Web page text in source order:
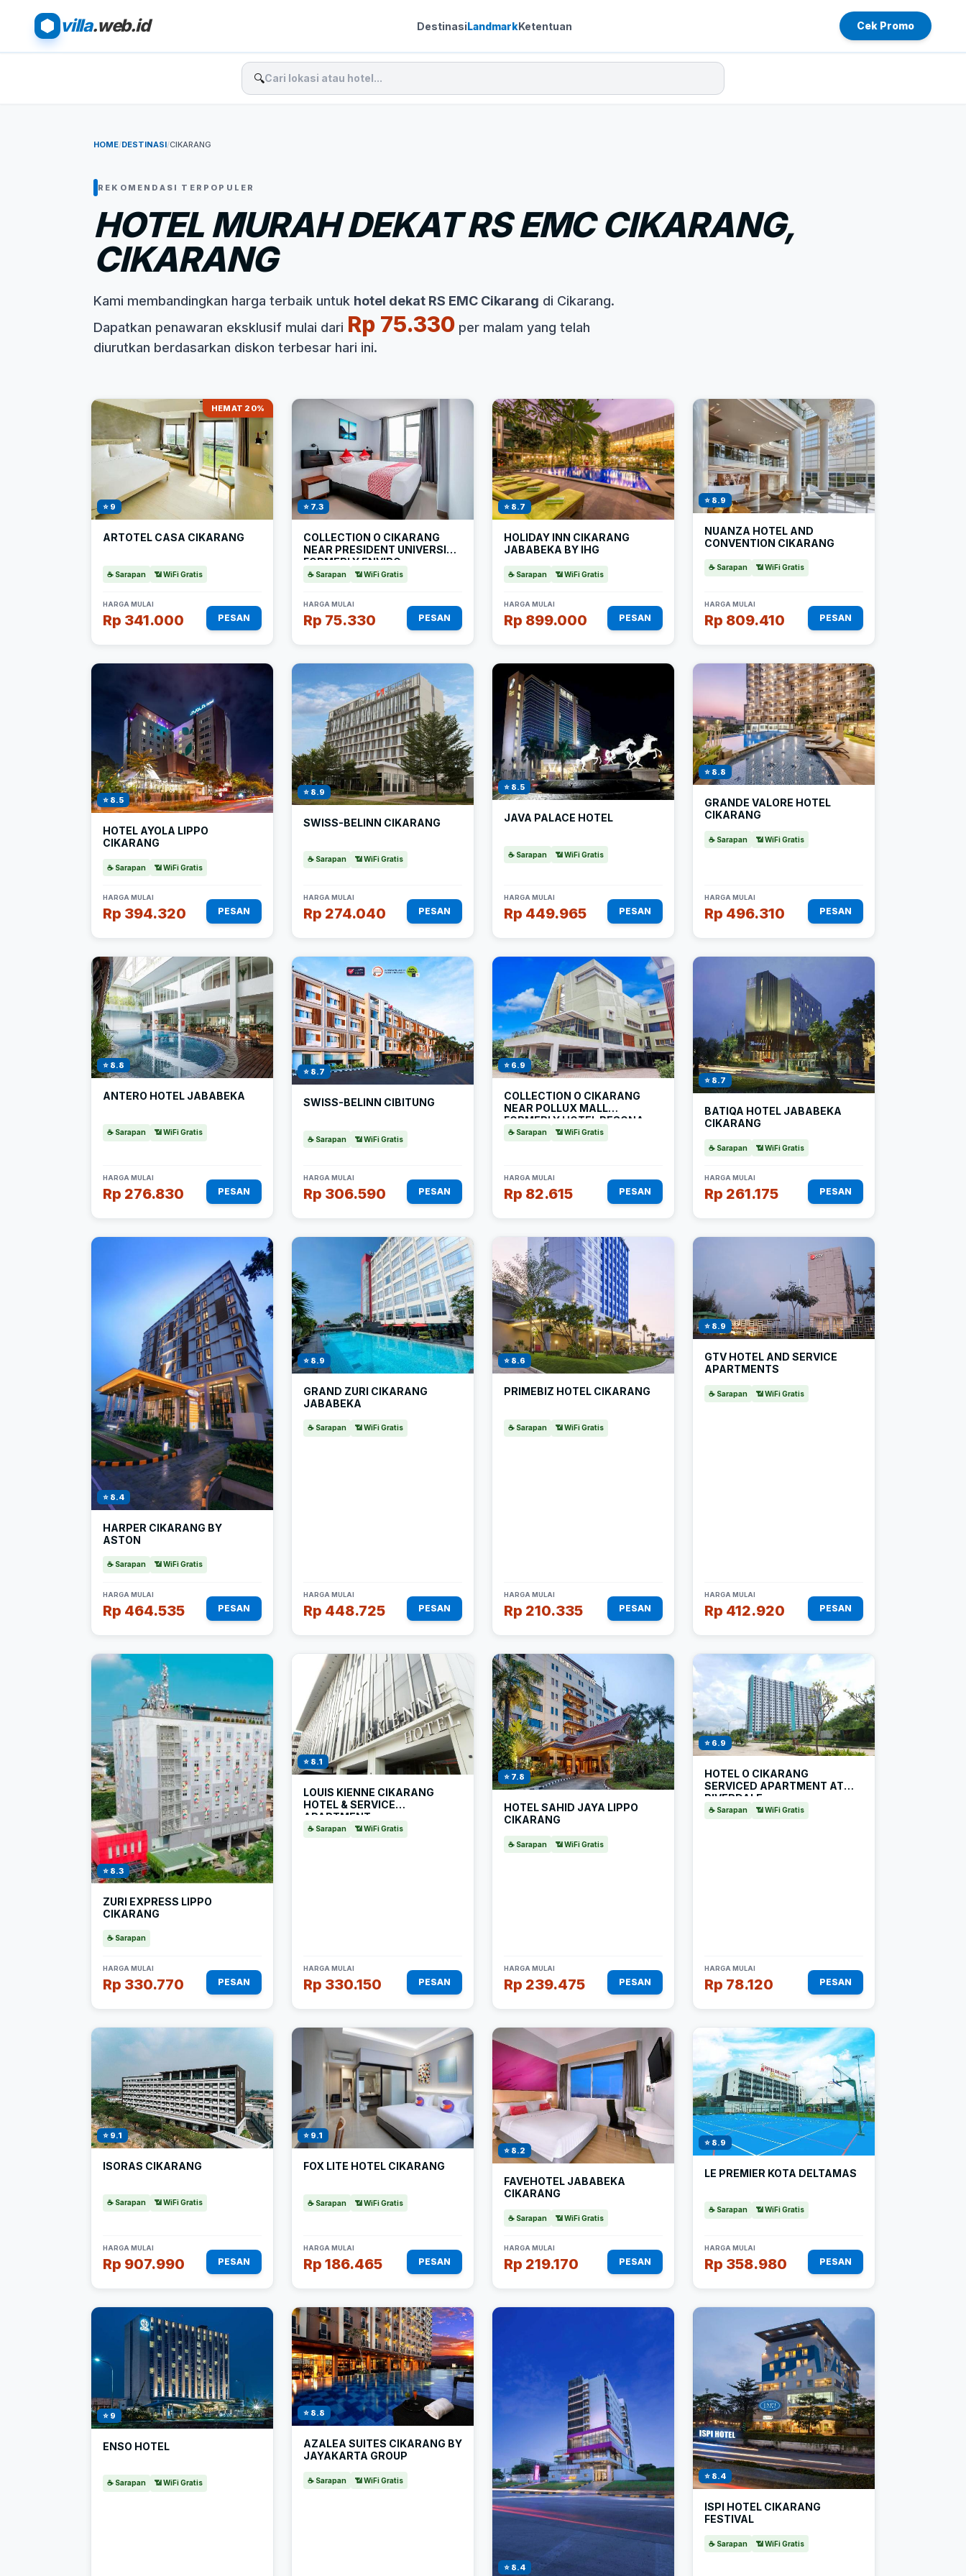
villa.web.id DestinasiLandmarkKetentuan Cek Promo
🔍
HOME/DESTINASI/CIKARANG
REKOMENDASI TERPOPULER
HOTEL MURAH DEKAT RS EMC CIKARANG,
CIKARANG
Kami membandingkan harga terbaik untuk hotel dekat RS EMC Cikarang di Cikarang.
Dapatkan penawaran eksklusif mulai dari Rp 75.330 per malam yang telah
diurutkan berdasarkan diskon terbesar hari ini.
HEMAT 20%
⭐ 9
ARTOTEL CASA CIKARANG
☕ Sarapan 📶 WiFi Gratis
HARGA MULAI
Rp 341.000 PESAN
⭐ 7.3
COLLECTION O CIKARANG
NEAR PRESIDENT UNIVERSITY
FORMERLY ENVIRO
☕ Sarapan 📶 WiFi Gratis
HARGA MULAI
Rp 75.330 PESAN
⭐ 8.7
HOLIDAY INN CIKARANG
JABABEKA BY IHG
☕ Sarapan 📶 WiFi Gratis
HARGA MULAI
Rp 899.000 PESAN
⭐ 8.9
NUANZA HOTEL AND
CONVENTION CIKARANG
☕ Sarapan 📶 WiFi Gratis
HARGA MULAI
Rp 809.410 PESAN
⭐ 8.5
HOTEL AYOLA LIPPO
CIKARANG
☕ Sarapan 📶 WiFi Gratis
HARGA MULAI
Rp 394.320 PESAN
⭐ 8.9
SWISS-BELINN CIKARANG
☕ Sarapan 📶 WiFi Gratis
HARGA MULAI
Rp 274.040 PESAN
⭐ 8.5
JAVA PALACE HOTEL
☕ Sarapan 📶 WiFi Gratis
HARGA MULAI
Rp 449.965 PESAN
⭐ 8.8
GRANDE VALORE HOTEL
CIKARANG
☕ Sarapan 📶 WiFi Gratis
HARGA MULAI
Rp 496.310 PESAN
⭐ 8.8
ANTERO HOTEL JABABEKA
☕ Sarapan 📶 WiFi Gratis
HARGA MULAI
Rp 276.830 PESAN
⭐ 8.7
SWISS-BELINN CIBITUNG
☕ Sarapan 📶 WiFi Gratis
HARGA MULAI
Rp 306.590 PESAN
⭐ 6.9
COLLECTION O CIKARANG
NEAR POLLUX MALL
FORMERLY HOTEL PESONA
CIKARANG
☕ Sarapan 📶 WiFi Gratis
HARGA MULAI
Rp 82.615 PESAN
⭐ 8.7
BATIQA HOTEL JABABEKA
CIKARANG
☕ Sarapan 📶 WiFi Gratis
HARGA MULAI
Rp 261.175 PESAN
⭐ 8.4
HARPER CIKARANG BY
ASTON
☕ Sarapan 📶 WiFi Gratis
HARGA MULAI
Rp 464.535 PESAN
⭐ 8.9
GRAND ZURI CIKARANG
JABABEKA
☕ Sarapan 📶 WiFi Gratis
HARGA MULAI
Rp 448.725 PESAN
⭐ 8.6
PRIMEBIZ HOTEL CIKARANG
☕ Sarapan 📶 WiFi Gratis
HARGA MULAI
Rp 210.335 PESAN
⭐ 8.9
GTV HOTEL AND SERVICE
APARTMENTS
☕ Sarapan 📶 WiFi Gratis
HARGA MULAI
Rp 412.920 PESAN
⭐ 8.3
ZURI EXPRESS LIPPO
CIKARANG
☕ Sarapan
HARGA MULAI
Rp 330.770 PESAN
⭐ 8.1
LOUIS KIENNE CIKARANG
HOTEL & SERVICE
APARTMENT
☕ Sarapan 📶 WiFi Gratis
HARGA MULAI
Rp 330.150 PESAN
⭐ 7.8
HOTEL SAHID JAYA LIPPO
CIKARANG
☕ Sarapan 📶 WiFi Gratis
HARGA MULAI
Rp 239.475 PESAN
⭐ 6.9
HOTEL O CIKARANG
SERVICED APARTMENT AT
RIVERDALE
☕ Sarapan 📶 WiFi Gratis
HARGA MULAI
Rp 78.120 PESAN
⭐ 9.1
ISORAS CIKARANG
☕ Sarapan 📶 WiFi Gratis
HARGA MULAI
Rp 907.990 PESAN
⭐ 9.1
FOX LITE HOTEL CIKARANG
☕ Sarapan 📶 WiFi Gratis
HARGA MULAI
Rp 186.465 PESAN
⭐ 8.2
FAVEHOTEL JABABEKA
CIKARANG
☕ Sarapan 📶 WiFi Gratis
HARGA MULAI
Rp 219.170 PESAN
⭐ 8.9
LE PREMIER KOTA DELTAMAS
☕ Sarapan 📶 WiFi Gratis
HARGA MULAI
Rp 358.980 PESAN
⭐ 9
ENSO HOTEL
☕ Sarapan 📶 WiFi Gratis
⭐ 8.8
AZALEA SUITES CIKARANG BY
JAYAKARTA GROUP
☕ Sarapan 📶 WiFi Gratis
⭐ 8.4
⭐ 8.4
ISPI HOTEL CIKARANG
FESTIVAL
☕ Sarapan 📶 WiFi Gratis